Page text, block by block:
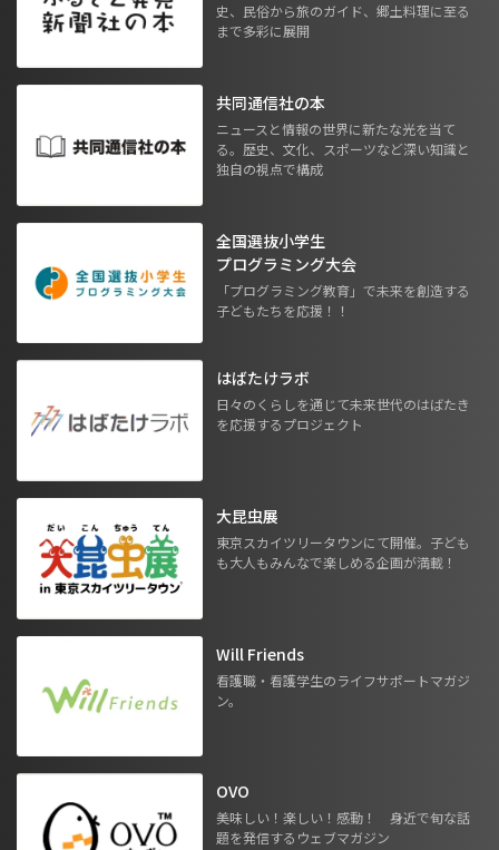
史、民俗から旅のガイド、郷土料理に至る
まで多彩に展開
共同通信社の本
ニュースと情報の世界に新たな光を当て
る。歴史、文化、スポーツなど深い知識と
独自の視点で構成
全国選抜小学生
プログラミング大会
「プログラミング教育」で未来を創造する
子どもたちを応援！！
はばたけラボ
日々のくらしを通じて未来世代のはばたき
を応援するプロジェクト
大昆虫展
東京スカイツリータウンにて開催。子ども
も大人もみんなで楽しめる企画が満載！
Will Friends
看護職・看護学生のライフサポートマガジ
ン。
OVO
美味しい！楽しい！感動！ 身近で旬な話
題を発信するウェブマガジン